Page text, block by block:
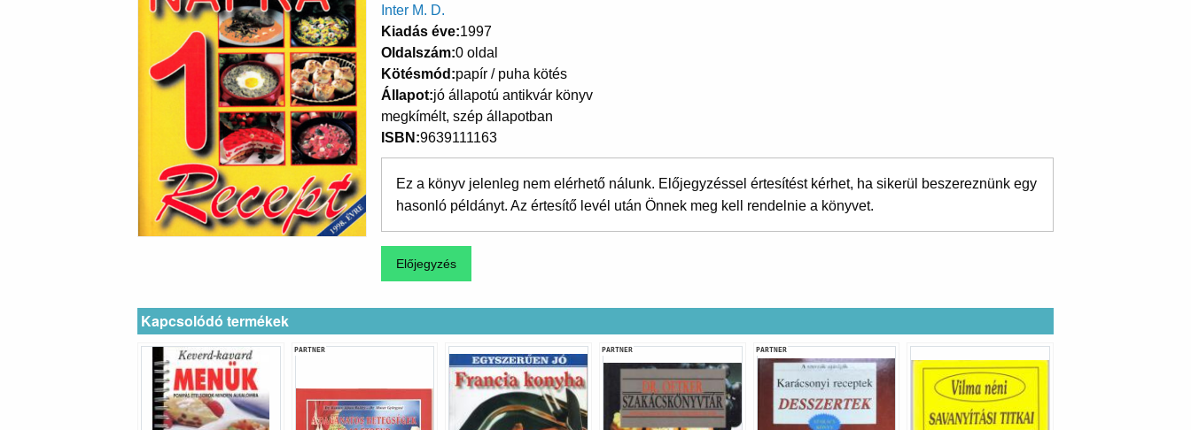
Inter M. D.
Kiadás éve 1997
Oldalszám 0 oldal
Kötésmód papír / puha kötés
Állapot jó állapotú antikvár könyv
megkímélt, szép állapotban
ISBN 9639111163
Ez a könyv jelenleg nem elérhető nálunk. Előjegyzéssel értesítést kérhet, ha sikerül beszereznünk egy
hasonló példányt. Az értesítő levél után Önnek meg kell rendelnie a könyvet.
Kapcsolódó termékek
PARTNER PARTNER PARTNER